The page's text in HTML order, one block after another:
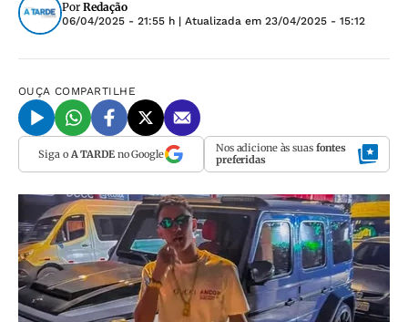
Por Redação
06/04/2025 - 21:55 h | Atualizada em 23/04/2025 - 15:12
OUÇA COMPARTILHE
Siga o A TARDEno Google Nos adicione às suas fontes
preferidas